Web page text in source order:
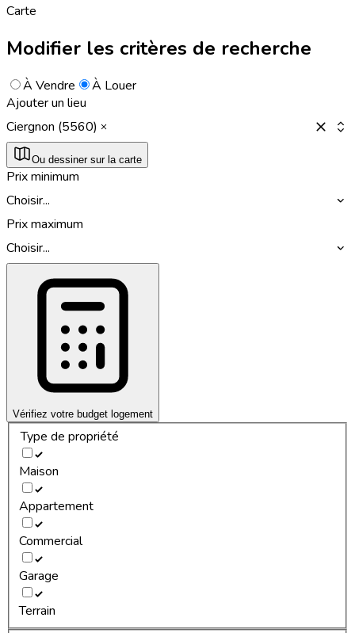
Carte
Modifier les critères de recherche
À Vendre
À Louer
Ajouter un lieu
Ciergnon (5560)
Ou dessiner sur la carte
Prix minimum
Choisir...
Prix maximum
Choisir...
Vérifiez votre budget logement
Type de propriété
Maison
Appartement
Commercial
Garage
Terrain